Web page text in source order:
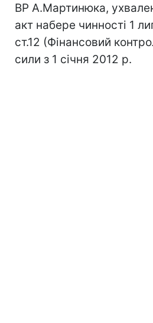
ВР А.Мартинюка,
акт набере чинності 1
ст.12 (Фінансовий
сили з 1 січня 2012 р.